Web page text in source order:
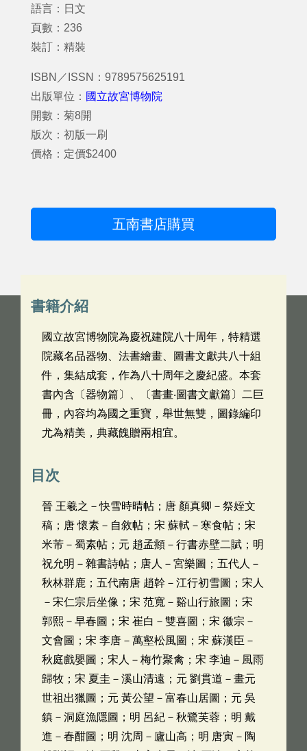
語言：日文
頁數：236
裝訂：精裝
ISBN／ISSN：9789575625191
出版單位： 國立故宮博物院
開數：菊8開
版次：初版一刷
價格：定價$2400
五南書店購買
書籍介紹
國立故宮博物院為慶祝建院八十周年，特精選
院藏名品器物、法書繪畫、圖書文獻共八十組
件，集結成套，作為八十周年之慶紀盛。本套
書內含〔器物篇〕、〔書畫‧圖書文獻篇〕二巨
冊，內容均為國之重寶，舉世無雙，圖錄編印
尤為精美，典藏餽贈兩相宜。
目次
晉 王羲之－快雪時晴帖；唐 顏真卿－祭姪文
稿；唐 懷素－自敘帖；宋 蘇軾－寒食帖；宋
米芾－蜀素帖；元 趙孟頫－行書赤壁二賦；明
祝允明－雜書詩帖；唐人－宮樂圖；五代人－
秋林群鹿；五代南唐 趙幹－江行初雪圖；宋人
－宋仁宗后坐像；宋 范寬－谿山行旅圖；宋
郭熙－早春圖；宋 崔白－雙喜圖；宋 徽宗－
文會圖；宋 李唐－萬壑松風圖；宋 蘇漢臣－
秋庭戲嬰圖；宋人－梅竹聚禽；宋 李迪－風雨
歸牧；宋 夏圭－溪山清遠；元 劉貫道－畫元
世祖出獵圖；元 黃公望－富春山居圖；元 吳
鎮－洞庭漁隱圖；明 呂紀－秋鷺芙蓉；明 戴
進－春酣圖；明 沈周－廬山高；明 唐寅－陶